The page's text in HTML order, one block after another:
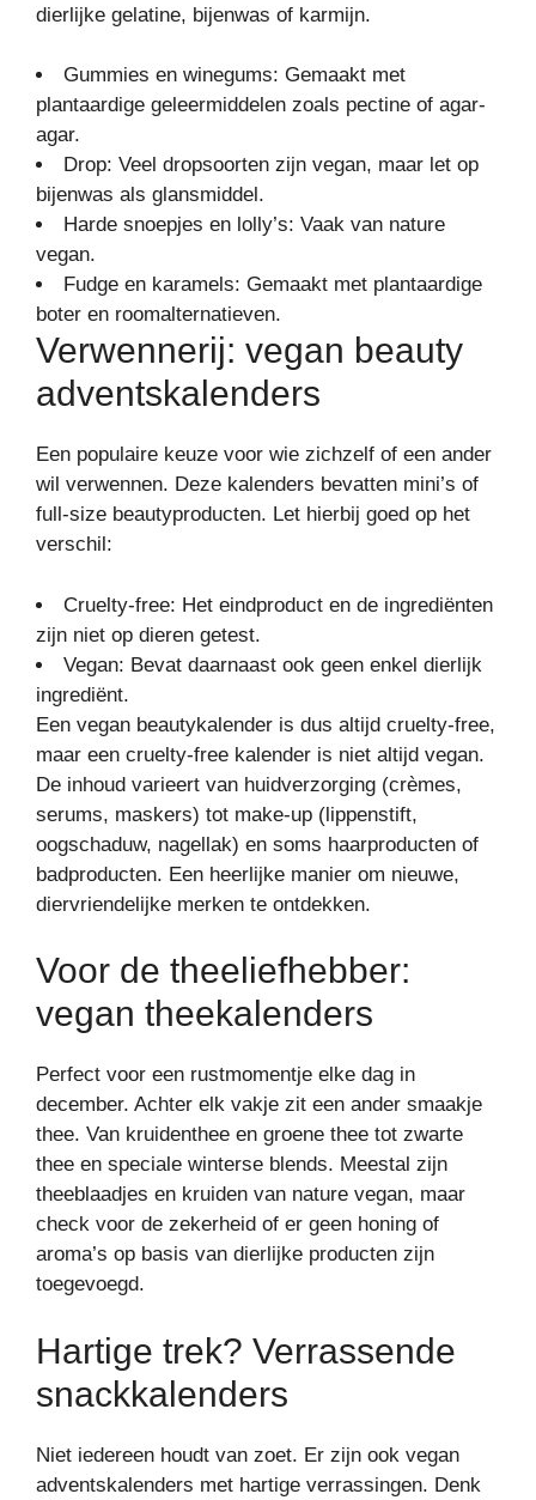
dierlijke gelatine, bijenwas of karmijn.
Gummies en winegums: Gemaakt met
plantaardige geleermiddelen zoals pectine of agar-
agar.
Drop: Veel dropsoorten zijn vegan, maar let op
bijenwas als glansmiddel.
Harde snoepjes en lolly’s: Vaak van nature
vegan.
Fudge en karamels: Gemaakt met plantaardige
boter en roomalternatieven.
Verwennerij: vegan beauty
adventskalenders
Een populaire keuze voor wie zichzelf of een ander
wil verwennen. Deze kalenders bevatten mini’s of
full-size beautyproducten. Let hierbij goed op het
verschil:
Cruelty-free: Het eindproduct en de ingrediënten
zijn niet op dieren getest.
Vegan: Bevat daarnaast ook geen enkel dierlijk
ingrediënt.
Een vegan beautykalender is dus altijd cruelty-free,
maar een cruelty-free kalender is niet altijd vegan.
De inhoud varieert van huidverzorging (crèmes,
serums, maskers) tot make-up (lippenstift,
oogschaduw, nagellak) en soms haarproducten of
badproducten. Een heerlijke manier om nieuwe,
diervriendelijke merken te ontdekken.
Voor de theeliefhebber:
vegan theekalenders
Perfect voor een rustmomentje elke dag in
december. Achter elk vakje zit een ander smaakje
thee. Van kruidenthee en groene thee tot zwarte
thee en speciale winterse blends. Meestal zijn
theeblaadjes en kruiden van nature vegan, maar
check voor de zekerheid of er geen honing of
aroma’s op basis van dierlijke producten zijn
toegevoegd.
Hartige trek? Verrassende
snackkalenders
Niet iedereen houdt van zoet. Er zijn ook vegan
adventskalenders met hartige verrassingen. Denk